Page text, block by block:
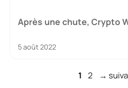
Après une chute, Crypto
5 août 2022
Page
1 Page
2 →